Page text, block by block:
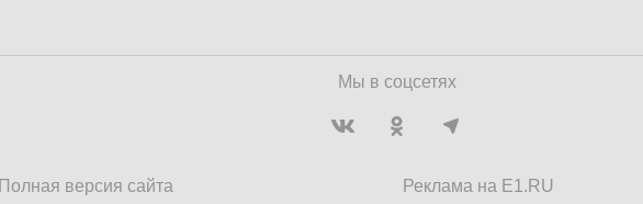
Мы в соцсетях
Полная версия сайта
Реклама на E1.RU